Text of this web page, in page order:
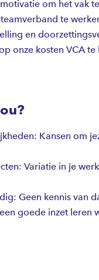
om het vak
te
en
onze kosten VCA te
Kansen om
Variatie in je
Geen kennis van
goede inzet leren